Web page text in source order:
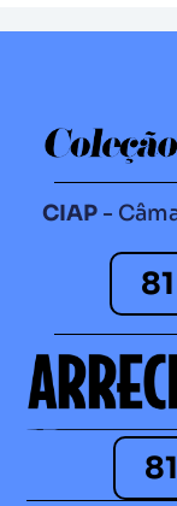
CIAP-